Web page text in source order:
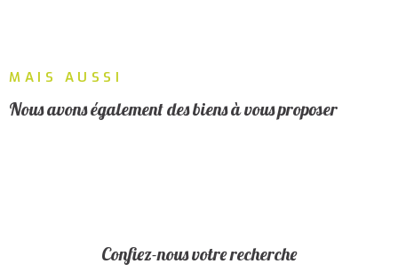
MAIS AUSSI
Nous avons également des biens à vous proposer
Confiez-nous votre recherche